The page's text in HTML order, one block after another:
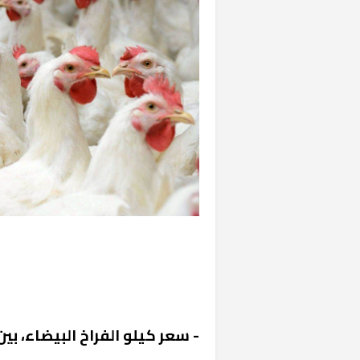
- سعر كيلو الفراخ البيضاء، بين 28 إلى 29 جنيهًا